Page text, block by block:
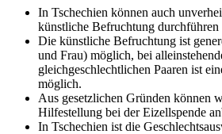
In Tschechien können auch
künstliche Befruchtung durchführen
Die künstliche Befruchtung ist
und Frau) möglich, bei
gleichgeschlechtlichen Paaren ist
möglich.
Aus gesetzlichen Gründen können
Hilfestellung bei der Eizellspende
In Tschechien ist die